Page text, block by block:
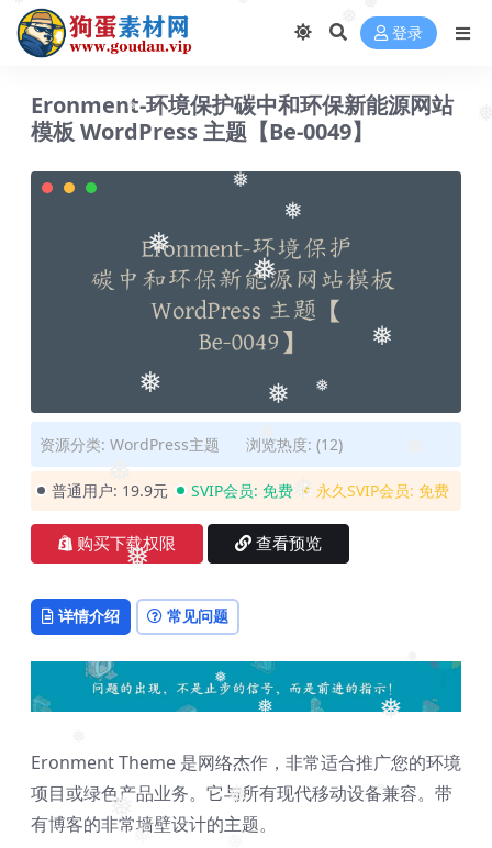
❅
❅
❅
❅
❅
❅
❅
❅ ❅
❅
❅
❅
❅
❅
❅
❅
❅
❅❅
❅ 登录
Eronment-环境保护碳中和环保新能源网站
模板 WordPress 主题【Be-0049】
资源分类: WordPress主题 浏览热度: (12)
普通用户: 19.9元 SVIP会员: 免费 永久SVIP会员: 免费
购买下载权限 查看预览
详情介绍 常见问题
Eronment Theme 是网络杰作，非常适合推广您的环境
项目或绿色产品业务。它与所有现代移动设备兼容。带
有博客的非常墙壁设计的主题。